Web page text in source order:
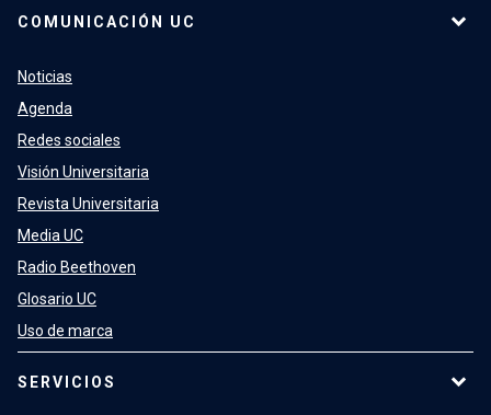
COMUNICACIÓN UC
Noticias
Agenda
Redes sociales
Visión Universitaria
Revista Universitaria
Media UC
Radio Beethoven
Glosario UC
Uso de marca
SERVICIOS